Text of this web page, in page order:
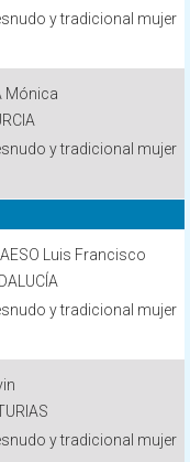
y tradicional mujer
Mónica
y tradicional mujer
Luis Francisco
y tradicional mujer
y tradicional mujer